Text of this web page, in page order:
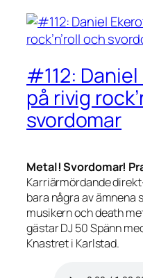
#112:
på rivig
svordomar
Metal! Svordomar!
Karriärmördande
bara några av ämnena
musikern och death
gästar DJ 50 Spänn
Knastret i Karlstad.